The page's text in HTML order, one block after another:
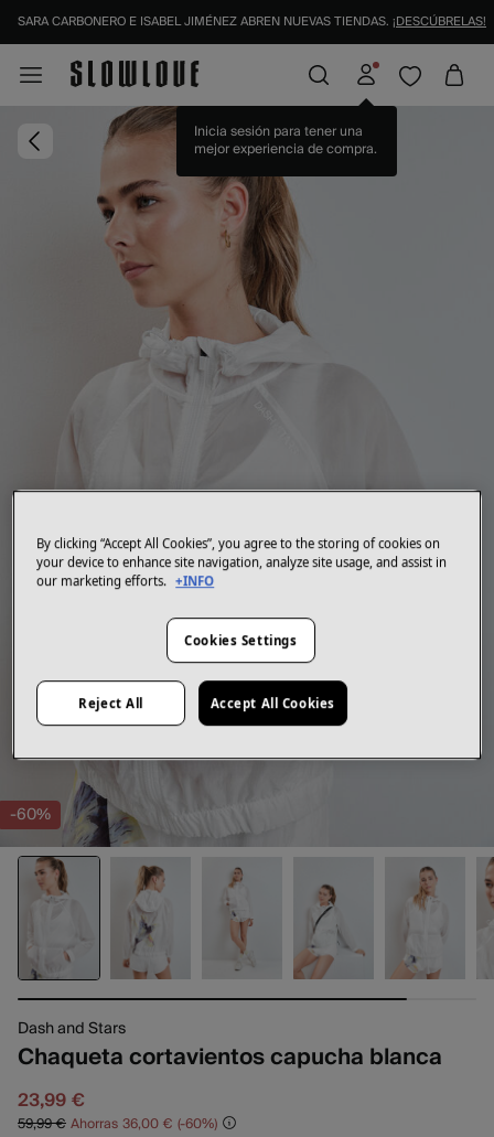
SARA CARBONERO E ISABEL JIMÉNEZ ABREN NUEVAS TIENDAS. ¡DESCÚBRELAS!
Inicia sesión para tener una
mejor experiencia de compra.
-60%
Dash and Stars
Chaqueta cortavientos capucha blanca
23,99 €
59,99 €Ahorras 36,00 € 60
By clicking “Accept All Cookies”, you agree to the storing of cookies on
your device to enhance site navigation, analyze site usage, and assist in
our marketing efforts. +INFO
Cookies Settings
Reject All Accept All Cookies